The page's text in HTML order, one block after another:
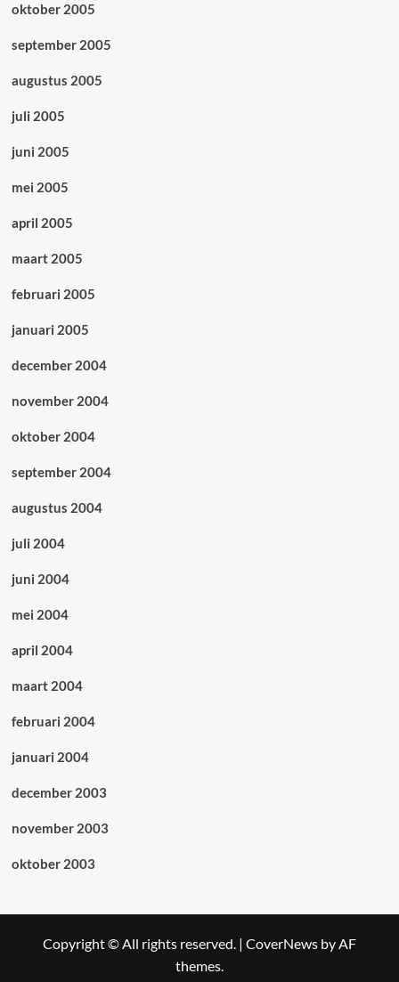
oktober 2005
september 2005
augustus 2005
juli 2005
juni 2005
mei 2005
april 2005
maart 2005
februari 2005
januari 2005
december 2004
november 2004
oktober 2004
september 2004
augustus 2004
juli 2004
juni 2004
mei 2004
april 2004
maart 2004
februari 2004
januari 2004
december 2003
november 2003
oktober 2003
Copyright © All rights reserved. | CoverNews by AF
themes.